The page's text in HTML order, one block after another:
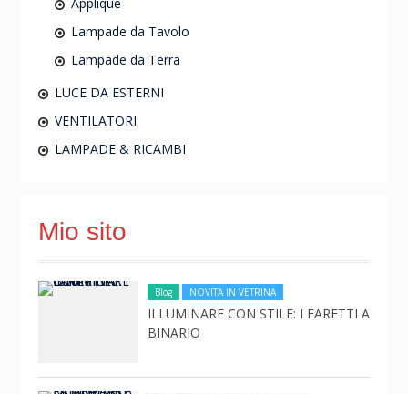
Lampade da Tavolo
Lampade da Terra
LUCE DA ESTERNI
VENTILATORI
LAMPADE & RICAMBI
Mio sito
Blog NOVITA IN VETRINA
ILLUMINARE CON STILE: I FARETTI A
BINARIO